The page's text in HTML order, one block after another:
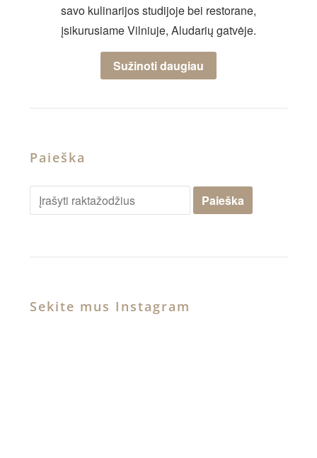
savo kulinarijos studijoje bei restorane,
įsikurusiame Vilniuje, Aludarių gatvėje.
Sužinoti daugiau
Paieška
Sekite mus Instagram